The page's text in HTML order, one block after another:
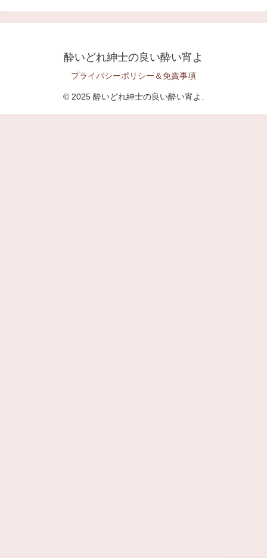
酔いどれ紳士の良い酔い宵よ
プライバシーポリシー＆免責事項
© 2025 酔いどれ紳士の良い酔い宵よ.